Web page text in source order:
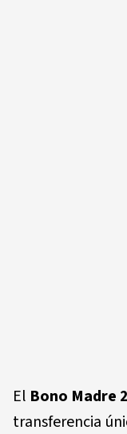
El Bono Madre
transferencia